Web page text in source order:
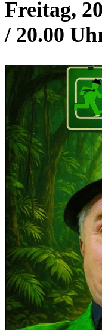
Freitag,
/ 20.00